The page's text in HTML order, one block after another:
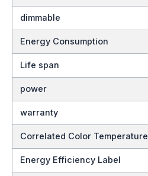
dimmable
Energy Consumption
Life span
power
warranty
Correlated Color Temperature
Energy Efficiency Label